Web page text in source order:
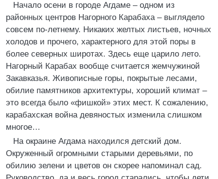
Начало осени в городе Агдаме – одном из
районных центров Нагорного Карабаха – выглядело
совсем по-летнему. Никаких желтых листьев, ночных
холодов и прочего, характерного для этой поры в
более северных широтах. Здесь еще царило лето.
Нагорный Карабах вообще считается жемчужиной
Закавказья. Живописные горы, покрытые лесами,
обилие памятников архитектуры, хороший климат –
это всегда было «фишкой» этих мест. К сожалению,
карабахская война девяностых изменила слишком
многое…
На окраине Агдама находился детский дом.
Окруженный огромными старыми деревьями, по
обилию зелени и цветов он скорее напоминал сад.